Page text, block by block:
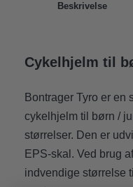
Beskrivelse
Cykelhjelm til
Bontrager Tyro er en
cykelhjelm til børn /
størrelser. Den er
EPS-skal. Ved brug
indvendige størrelse